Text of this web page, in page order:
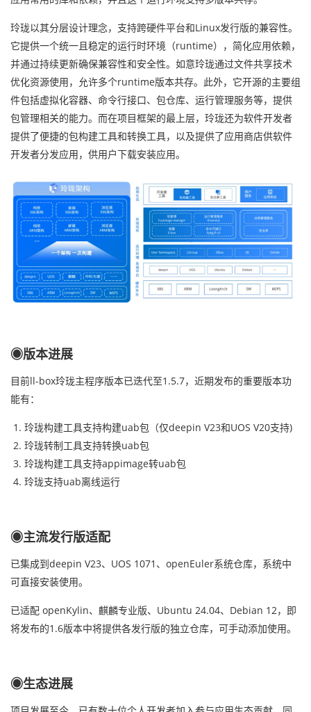
玲珑以其分层设计理念，支持跨硬件平台和Linux发行版的兼容性。
它提供一个统一且稳定的运行时环境（runtime），简化应用依赖，
并通过持续更新确保兼容性和安全性。如意玲珑通过文件共享技术
优化资源使用，允许多个runtime版本共存。此外，它开源的主要组
件包括虚拟化容器、命令行接口、包仓库、运行管理服务等，提供
包管理相关的能力。而在项目框架的最上层，玲珑还为软件开发者
提供了便捷的包构建工具和转换工具，以及提供了应用商店供软件
开发者分发应用，供用户下载安装应用。
◉版本进展
目前ll-box玲珑主程序版本已迭代至1.5.7，近期发布的重要版本功
能有：
玲珑构建工具支持构建uab包（仅deepin V23和UOS V20支持)
玲珑转制工具支持转换uab包
玲珑构建工具支持appimage转uab包
玲珑支持uab离线运行
◉主流发行版适配
已集成到deepin V23、UOS 1071、openEuler系统仓库，系统中
可直接安装使用。
已适配 openKylin、麒麟专业版、Ubuntu 24.04、Debian 12，即
将发布的1.6版本中将提供各发行版的独立仓库，可手动添加使用。
◉生态进展